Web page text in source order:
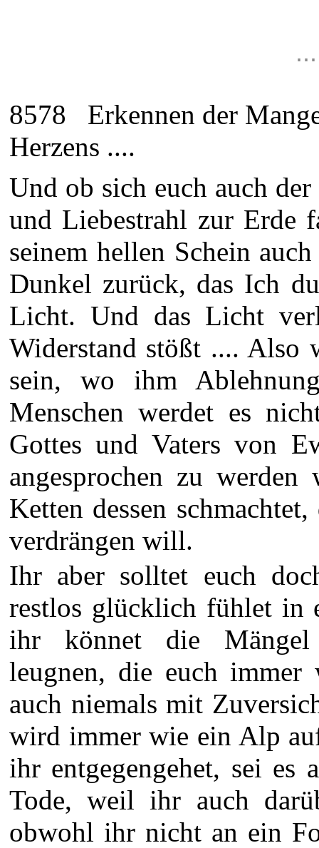
8578 Erkennen der
Herzens ....
Und ob sich euch auch
und Liebestrahl zur Erde
seinem hellen Schein
Dunkel zurück, das Ich
Licht. Und das Licht
Widerstand stößt ....
sein, wo ihm
Menschen werdet es
Gottes und Vaters von
angesprochen zu
Ketten dessen
verdrängen will.
Ihr aber solltet euch
restlos glücklich fühlet in
ihr könnet die Mängel
leugnen, die euch immer
auch niemals mit
wird immer wie ein Alp
ihr entgegengehet, sei es
Tode, weil ihr auch
obwohl ihr nicht an ein